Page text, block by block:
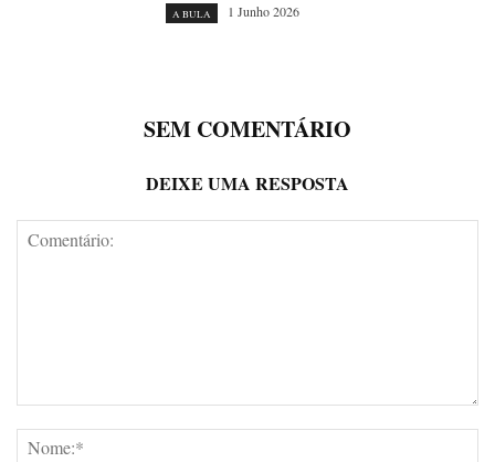
A BULA 1 Junho 2026
SEM COMENTÁRIO
DEIXE UMA RESPOSTA